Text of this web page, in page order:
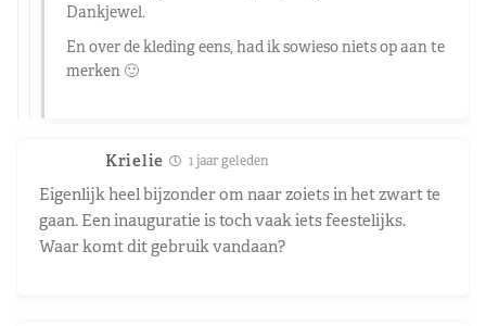
Dankjewel.
En over de kleding eens, had ik sowieso niets op aan te
merken 🙂
Krielie 1 jaar geleden
Eigenlijk heel bijzonder om naar zoiets in het zwart te
gaan. Een inauguratie is toch vaak iets feestelijks.
Waar komt dit gebruik vandaan?